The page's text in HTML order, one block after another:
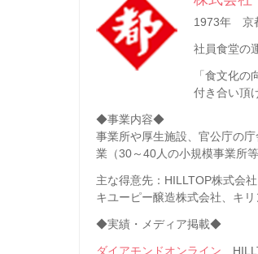
1973年 京
社員食堂の
「食文化
付き合い頂
◆事業内容◆
事業所や厚生施設、官公庁の
業（30～40人の小規模事業所
主な得意先：HILLTOP株式会
キユーピー醸造株式会社、キ
◆実績・メディア掲載◆
ダイアモンドオンライン